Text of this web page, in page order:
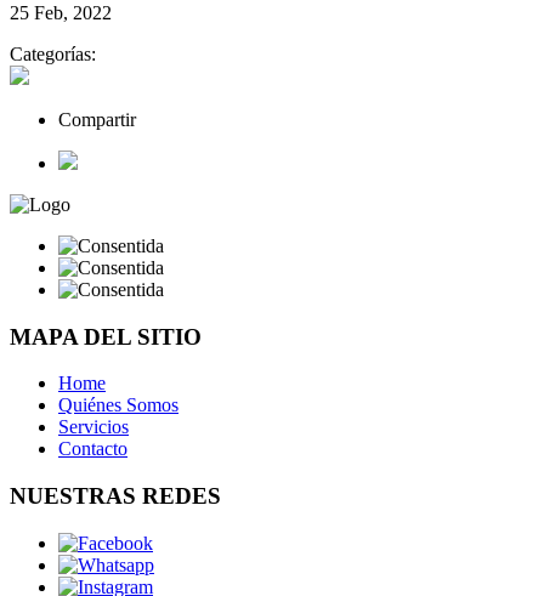
25 Feb, 2022
Categorías:
Compartir
MAPA DEL SITIO
Home
Quiénes Somos
Servicios
Contacto
NUESTRAS REDES